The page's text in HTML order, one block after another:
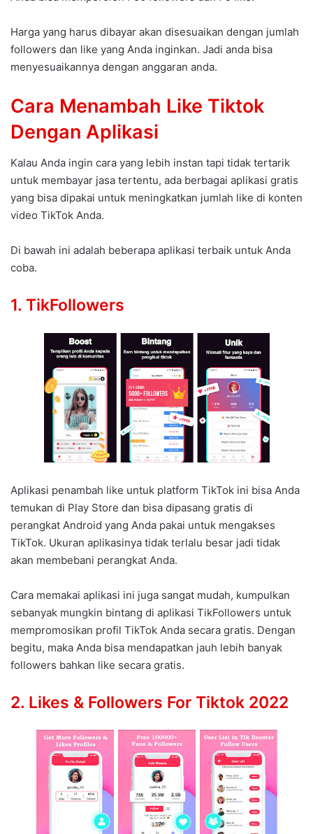
Harga yang harus dibayar akan disesuaikan dengan jumlah
followers dan like yang Anda inginkan. Jadi anda bisa
menyesuaikannya dengan anggaran anda.
Cara Menambah Like Tiktok
Dengan Aplikasi
Kalau Anda ingin cara yang lebih instan tapi tidak tertarik
untuk membayar jasa tertentu, ada berbagai aplikasi gratis
yang bisa dipakai untuk meningkatkan jumlah like di konten
video TikTok Anda.
Di bawah ini adalah beberapa aplikasi terbaik untuk Anda
coba.
1. TikFollowers
Aplikasi penambah like untuk platform TikTok ini bisa Anda
temukan di Play Store dan bisa dipasang gratis di
perangkat Android yang Anda pakai untuk mengakses
TikTok. Ukuran aplikasinya tidak terlalu besar jadi tidak
akan membebani perangkat Anda.
Cara memakai aplikasi ini juga sangat mudah, kumpulkan
sebanyak mungkin bintang di aplikasi TikFollowers untuk
mempromosikan profil TikTok Anda secara gratis. Dengan
begitu, maka Anda bisa mendapatkan jauh lebih banyak
followers bahkan like secara gratis.
2. Likes & Followers For Tiktok 2022